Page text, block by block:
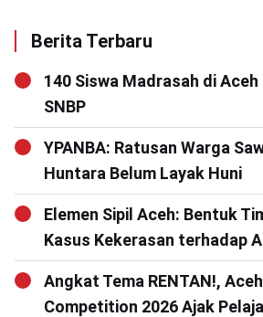
Berita Terbaru
140 Siswa Madrasah di
SNBP
YPANBA: Ratusan Warga
Huntara Belum Layak Huni
Elemen Sipil Aceh: Bentuk
Kasus Kekerasan terhadap
Angkat Tema RENTAN!,
Competition 2026 Ajak